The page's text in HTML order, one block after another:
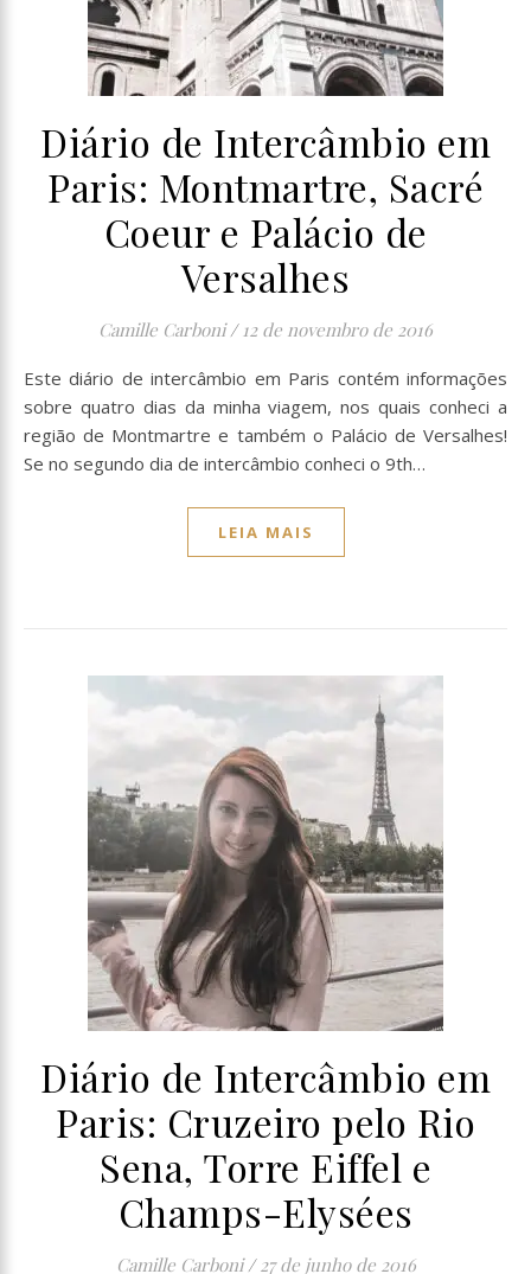
Diário de Intercâmbio em
Paris: Montmartre, Sacré
Coeur e Palácio de
Versalhes
Camille Carboni / 12 de novembro de 2016
Este diário de intercâmbio em Paris contém informações
sobre quatro dias da minha viagem, nos quais conheci a
região de Montmartre e também o Palácio de Versalhes!
Se no segundo dia de intercâmbio conheci o 9th…
LEIA MAIS
Diário de Intercâmbio em
Paris: Cruzeiro pelo Rio
Sena, Torre Eiffel e
Champs-Elysées
Camille Carboni / 27 de junho de 2016